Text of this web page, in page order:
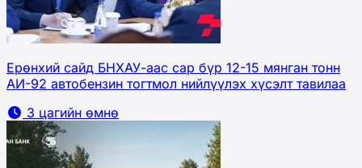
Ерөнхий сайд БНХАУ-аас сар бүр 12-15 мянган тонн
АИ-92 автобензин тогтмол нийлүүлэх хүсэлт тавилаа
3 цагийн өмнө